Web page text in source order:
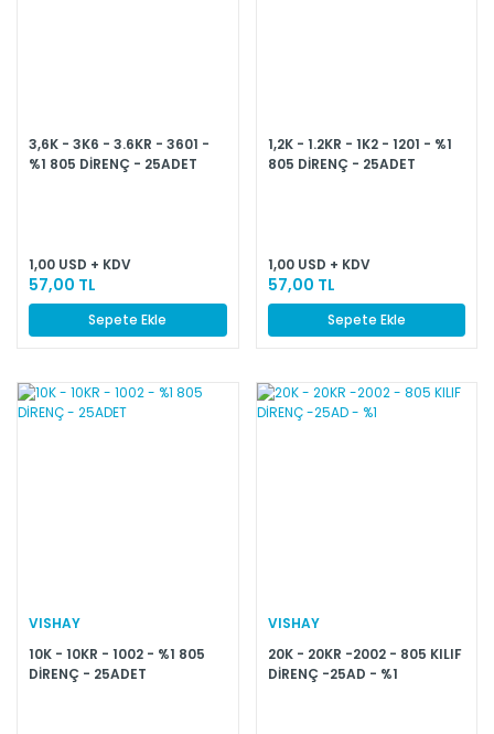
3,6K - 3K6 - 3.6KR - 3601 -
%1 805 DİRENÇ - 25ADET
1,00 USD + KDV
57,00 TL
Sepete Ekle
1,2K - 1.2KR - 1K2 - 1201 - %1
805 DİRENÇ - 25ADET
1,00 USD + KDV
57,00 TL
Sepete Ekle
VISHAY
10K - 10KR - 1002 - %1 805
DİRENÇ - 25ADET
VISHAY
20K - 20KR -2002 - 805 KILIF
DİRENÇ -25AD - %1